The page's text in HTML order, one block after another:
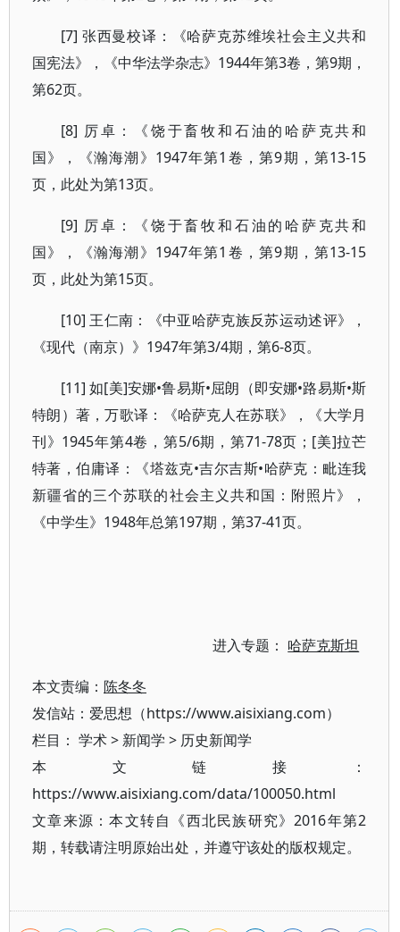
[7] 张西曼校译：《哈萨克苏维埃社会主义共和
国宪法》，《中华法学杂志》1944年第3卷，第9期，
第62页。
[8] 厉卓：《饶于畜牧和石油的哈萨克共和
国》，《瀚海潮》1947年第1卷，第9期，第13-15
页，此处为第13页。
[9] 厉卓：《饶于畜牧和石油的哈萨克共和
国》，《瀚海潮》1947年第1卷，第9期，第13-15
页，此处为第15页。
[10] 王仁南：《中亚哈萨克族反苏运动述评》，
《现代（南京）》1947年第3/4期，第6-8页。
[11] 如[美]安娜•鲁易斯•屈朗（即安娜•路易斯•斯
特朗）著，万歌译：《哈萨克人在苏联》，《大学月
刊》1945年第4卷，第5/6期，第71-78页；[美]拉芒
特著，伯庸译：《塔兹克•吉尔吉斯•哈萨克：毗连我
新疆省的三个苏联的社会主义共和国：附照片》，
《中学生》1948年总第197期，第37-41页。
进入专题： 哈萨克斯坦
本文责编： 陈冬冬
发信站：爱思想（https://www.aisixiang.com）
栏目： 学术> 新闻学 > 历史新闻学
本文链接：
https://www.aisixiang.com/data/100050.html
文章来源：本文转自《西北民族研究》2016年第2
期，转载请注明原始出处，并遵守该处的版权规定。